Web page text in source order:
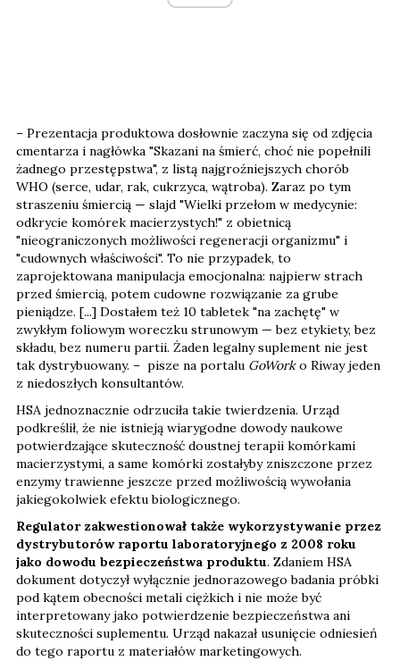
– Prezentacja produktowa dosłownie zaczyna się od zdjęcia
cmentarza i nagłówka "Skazani na śmierć, choć nie popełnili
żadnego przestępstwa", z listą najgroźniejszych chorób
WHO (serce, udar, rak, cukrzyca, wątroba). Zaraz po tym
straszeniu śmiercią — slajd "Wielki przełom w medycynie:
odkrycie komórek macierzystych!" z obietnicą
"nieograniczonych możliwości regeneracji organizmu" i
"cudownych właściwości". To nie przypadek, to
zaprojektowana manipulacja emocjonalna: najpierw strach
przed śmiercią, potem cudowne rozwiązanie za grube
pieniądze. [...] Dostałem też 10 tabletek "na zachętę" w
zwykłym foliowym woreczku strunowym — bez etykiety, bez
składu, bez numeru partii. Żaden legalny suplement nie jest
tak dystrybuowany. – pisze na portalu GoWorko Riway jeden
z niedoszłych konsultantów.
HSA jednoznacznie odrzuciła takie twierdzenia. Urząd
podkreślił, że nie istnieją wiarygodne dowody naukowe
potwierdzające skuteczność doustnej terapii komórkami
macierzystymi, a same komórki zostałyby zniszczone przez
enzymy trawienne jeszcze przed możliwością wywołania
jakiegokolwiek efektu biologicznego.
Regulator zakwestionował także wykorzystywanie przez
dystrybutorów raportu laboratoryjnego z 2008 roku
jako dowodu bezpieczeństwa produktu. Zdaniem HSA
dokument dotyczył wyłącznie jednorazowego badania próbki
pod kątem obecności metali ciężkich i nie może być
interpretowany jako potwierdzenie bezpieczeństwa ani
skuteczności suplementu. Urząd nakazał usunięcie odniesień
do tego raportu z materiałów marketingowych.